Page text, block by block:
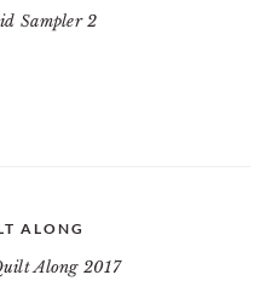
Sampler 2
ALONG